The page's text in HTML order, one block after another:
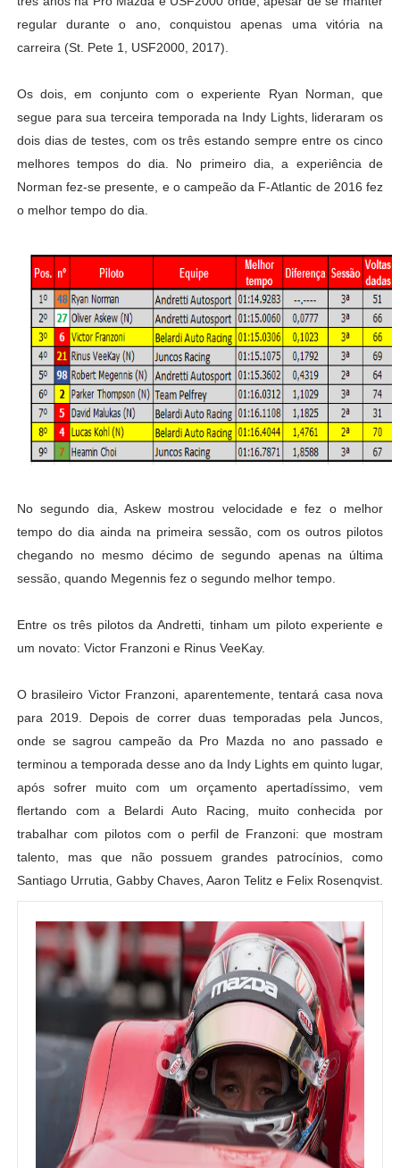
regular durante o ano, conquistou apenas uma vitória na
carreira (St. Pete 1, USF2000, 2017).
Os dois, em conjunto com o experiente Ryan Norman, que
segue para sua terceira temporada na Indy Lights, lideraram os
dois dias de testes, com os três estando sempre entre os cinco
melhores tempos do dia. No primeiro dia, a experiência de
Norman fez-se presente, e o campeão da F-Atlantic de 2016 fez
o melhor tempo do dia.
No segundo dia, Askew mostrou velocidade e fez o melhor
tempo do dia ainda na primeira sessão, com os outros pilotos
chegando no mesmo décimo de segundo apenas na última
sessão, quando Megennis fez o segundo melhor tempo.
Entre os três pilotos da Andretti, tinham um piloto experiente e
um novato: Victor Franzoni e Rinus VeeKay.
O brasileiro Victor Franzoni, aparentemente, tentará casa nova
para 2019. Depois de correr duas temporadas pela Juncos,
onde se sagrou campeão da Pro Mazda no ano passado e
terminou a temporada desse ano da Indy Lights em quinto lugar,
após sofrer muito com um orçamento apertadíssimo, vem
flertando com a Belardi Auto Racing, muito conhecida por
trabalhar com pilotos com o perfil de Franzoni: que mostram
talento, mas que não possuem grandes patrocínios, como
Santiago Urrutia, Gabby Chaves, Aaron Telitz e Felix Rosenqvist.